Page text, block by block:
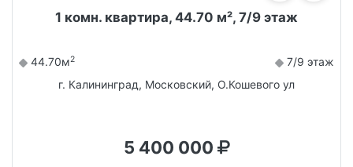
1 комн. квартира, 44.70 м², 7/9 этаж
44.70м2
7/9 этаж
г. Калининград, Московский, О.Кошевого ул
5 400 000